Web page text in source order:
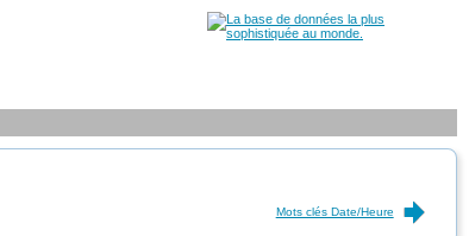
Mots clés Date/Heure